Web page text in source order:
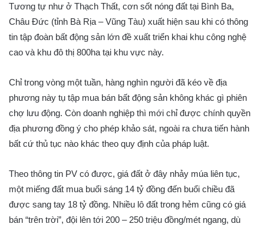
Tương tự như ở Thạch Thất, cơn sốt nóng đất tại Bình Ba,
Châu Đức (tỉnh Bà Rịa – Vũng Tàu) xuất hiện sau khi có thông
tin tập đoàn bất động sản lớn đề xuất triển khai khu công nghệ
cao và khu đô thị 800ha tại khu vực này.
Chỉ trong vòng một tuần, hàng nghìn người đã kéo về địa
phương này tụ tập mua bán bất động sản không khác gì phiên
chợ lưu động. Còn doanh nghiệp thì mới chỉ được chính quyền
địa phương đồng ý cho phép khảo sát, ngoài ra chưa tiến hành
bất cứ thủ tục nào khác theo quy định của pháp luật.
Theo thông tin PV có được, giá đất ở đây nhảy múa liên tục,
một miếng đất mua buổi sáng 14 tỷ đồng đến buổi chiều đã
được sang tay 18 tỷ đồng. Nhiều lô đất trong hẻm cũng có giá
bán “trên trời”, đội lên tới 200 – 250 triệu đồng/mét ngang, dù